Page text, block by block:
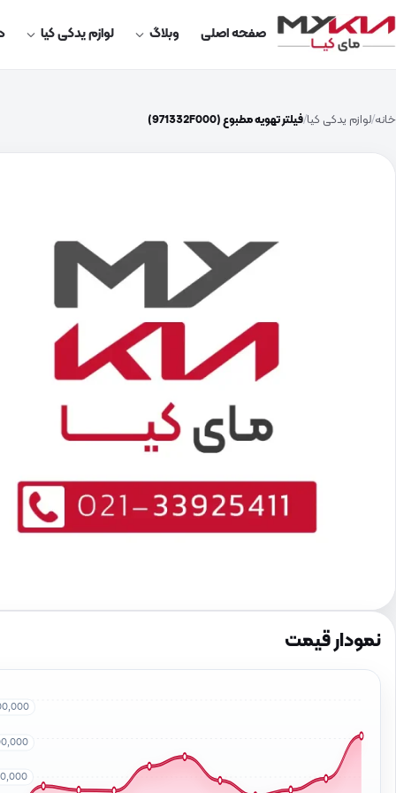
صفحه اصلی وبلاگ لوازم یدکی کیا
خانه لوازم یدکی کیا فیلتر تهویه مطبوع (971332F000)
نمودار قیمت